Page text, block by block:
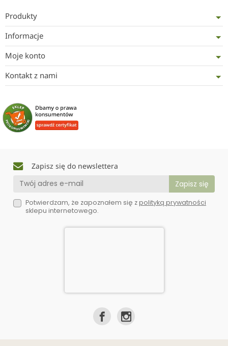
Produkty
Informacje
Moje konto
Kontakt z nami
Zapisz się do newslettera
Potwierdzam, że zapoznałem się zpolityką prywatności
sklepu internetowego.